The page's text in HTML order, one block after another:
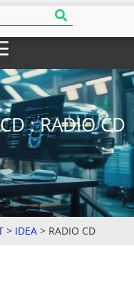
: RADIO CD
> IDEA > RADIO CD